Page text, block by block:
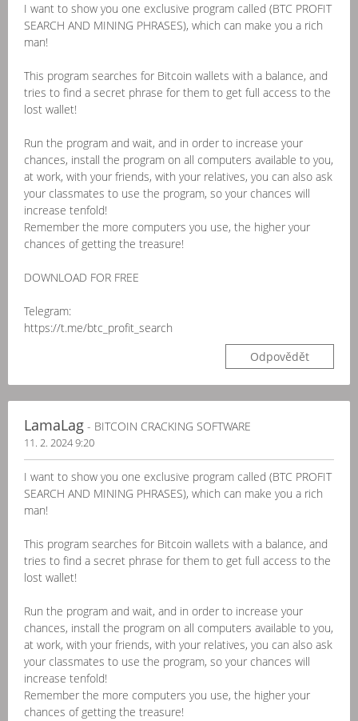
I want to show you one exclusive program called (BTC PROFIT
SEARCH AND MINING PHRASES), which can make you a rich
man!
This program searches for Bitcoin wallets with a balance, and
tries to find a secret phrase for them to get full access to the
lost wallet!
Run the program and wait, and in order to increase your
chances, install the program on all computers available to you,
at work, with your friends, with your relatives, you can also ask
your classmates to use the program, so your chances will
increase tenfold!
Remember the more computers you use, the higher your
chances of getting the treasure!
DOWNLOAD FOR FREE
Telegram:
https://t.me/btc_profit_search
Odpovědět
LamaLag - BITCOIN CRACKING SOFTWARE
11. 2. 2024 9:20
I want to show you one exclusive program called (BTC PROFIT
SEARCH AND MINING PHRASES), which can make you a rich
man!
This program searches for Bitcoin wallets with a balance, and
tries to find a secret phrase for them to get full access to the
lost wallet!
Run the program and wait, and in order to increase your
chances, install the program on all computers available to you,
at work, with your friends, with your relatives, you can also ask
your classmates to use the program, so your chances will
increase tenfold!
Remember the more computers you use, the higher your
chances of getting the treasure!